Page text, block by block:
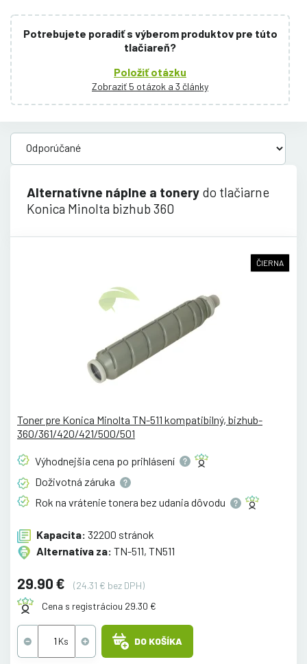
Potrebujete poradiť s výberom produktov pre túto
tlačiareň?
Položiť otázku
Zobraziť 5 otázok a 3 články
Alternatívne náplne a tonery do tlačiarne
Konica Minolta bizhub 360
ČIERNA
Toner pre Konica Minolta TN-511 kompatibilný, bizhub-
360/361/420/421/500/501
Výhodnejšia cena po prihlásení
Doživotná záruka
Rok na vrátenie tonera bez udania dôvodu
Kapacita: 32200 stránok
Alternatíva za: TN-511, TN511
29.90 €
(24.31 € bez DPH)
Cena s registráciou 29.30 €
DO KOŠÍKA